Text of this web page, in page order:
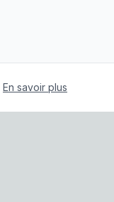
En savoir plus